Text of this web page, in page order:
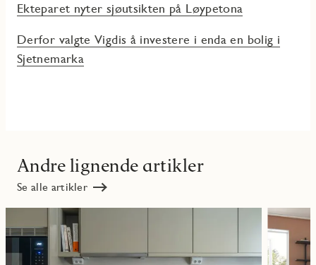
Ekteparet nyter sjøutsikten på Løypetona
Derfor valgte Vigdis å investere i enda en bolig i
Sjetnemarka
Andre lignende artikler
Se alle artikler